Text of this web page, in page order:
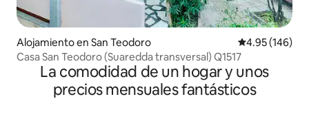
Alojamiento en San Teodoro Calificación
4.95 (146)
Casa San Teodoro (Suaredda transversal) Q1517
La comodidad de un hogar y unos
precios mensuales fantásticos